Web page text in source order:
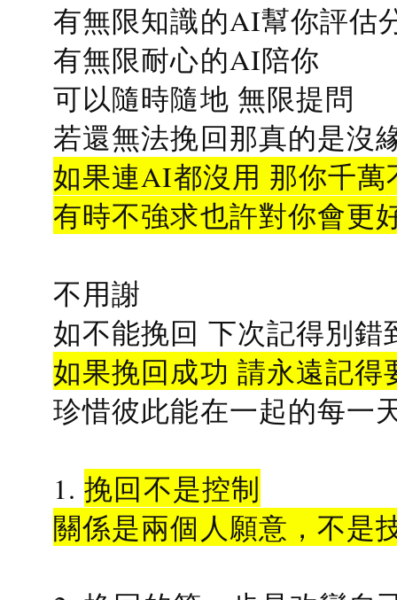
有無限知識的AI幫你評估
有無限耐心的AI陪你
可以隨時隨地 無限提問
若還無法挽回那真的是沒
如果連AI都沒用 那你千
有時不強求也許對你會更
不用謝
如不能挽回 下次記得別錯
如果挽回成功 請永遠記得
珍惜彼此能在一起的每一
1.挽回不是控制
關係是兩個人願意，不是